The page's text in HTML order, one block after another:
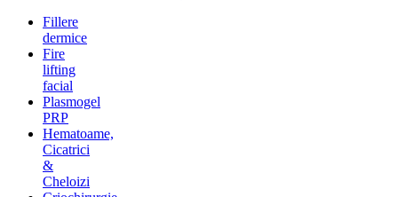
Fillere
dermice
Fire
lifting
facial
Plasmogel
PRP
Hematoame,
Cicatrici
&
Cheloizi